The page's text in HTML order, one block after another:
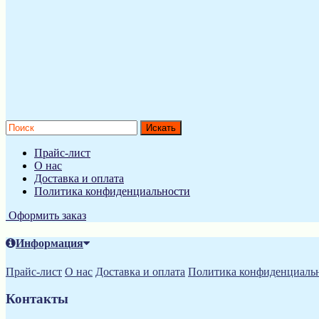
Прайс-лист
О нас
Доставка и оплата
Политика конфиденциальности
Оформить заказ
Информация
Прайс-лист О нас Доставка и оплата Политика
Контакты